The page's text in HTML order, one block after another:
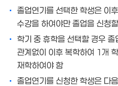
졸업연기를 선택한 학생은 이
수강을 하여야만 졸업을 신청
학기 중 휴학을 선택할 경우
관계없이 이후 복학하여 1개
재학하여야 함
졸업연기를 신청한 학생은 다